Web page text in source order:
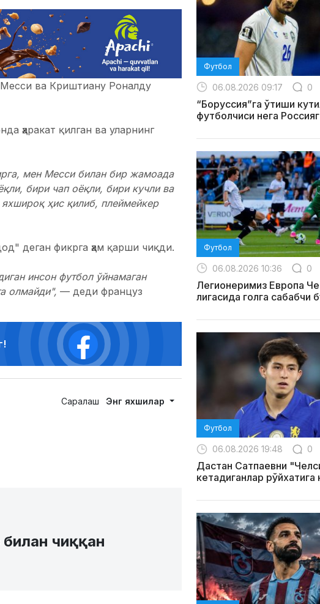
ва Криштиану Роналду
ҳаракат қилган ва уларнинг
мен Месси билан бир жамоада
бири чап оёқли, бири кучли ва
ҳис қилиб, плеймейкер
деган фикрга ҳам қарши чиқди.
инсон футбол ўйнамаган
олмайди", — деди француз
Саралаш Энг яхшилар
чиққан
Футбол
06.08.2026 09:17 0
“Боруссия”га ўтиши
футболчиси нега
Футбол
06.08.2026 10:36 0
Легионеримиз Европа
лигасида голга сабабчи
Футбол
06.08.2026 19:48 0
Дастан Сатпаевни
кетадиганлар